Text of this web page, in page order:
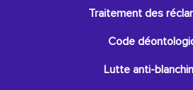
Traitement des
Code
Lutte anti-